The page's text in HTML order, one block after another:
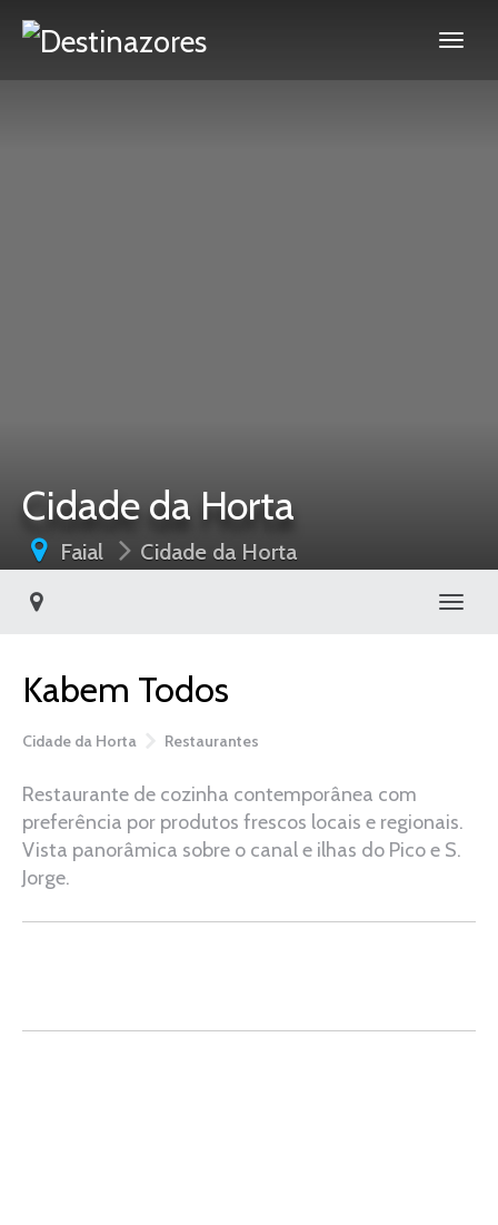
Cidade da Horta
Faial Cidade da Horta
Kabem Todos
Cidade da Horta Restaurantes
Restaurante de cozinha contemporânea com
preferência por produtos frescos locais e regionais.
Vista panorâmica sobre o canal e ilhas do Pico e S.
Jorge.